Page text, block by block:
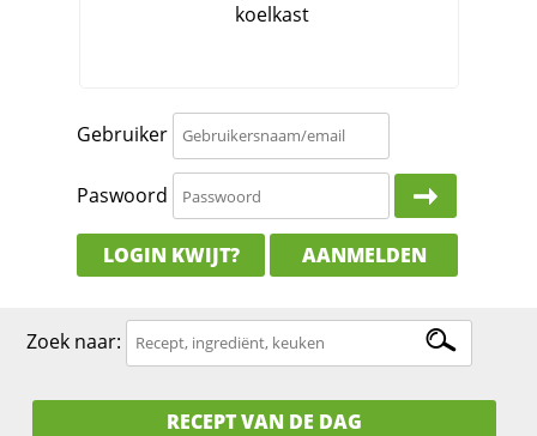
Gebruiker
Paswoord
LOGIN KWIJT? AANMELDEN
Zoek naar:
RECEPT VAN DE DAG